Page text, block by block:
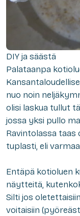
DIY ja säästä
Palataanpa
nuo noin n
olisi laskua tullut
jossa yksi pullo
Ravintolassa taas
tuplasti, eli
Entäpä kotioluen
näytteitä, kuten
Silti jos
voitaisiin